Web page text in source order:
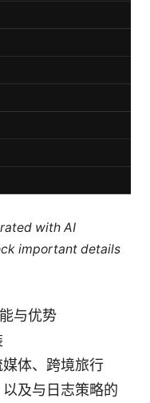
with AI
important details
与优势
体、跨境旅行
及与日志策略的